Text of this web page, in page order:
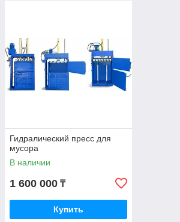
Гидралический пресс для
мусора
В наличии
1 600 000 ₸
Купить